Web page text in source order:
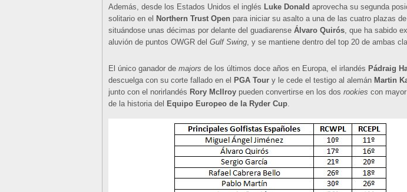
Además, desde los Estados Unidos el inglés Luke Donald aprovecha su segunda
solitario en el Northern Trust Open para iniciar su asalto a una de las cuatro plazas
situándose unas décimas por delante del guadiarense Álvaro Quirós, que ha sabido
aluvión de puntos OWGR del Gulf Swing, y se mantiene dentro del top 20 de ambas
El único ganador de majors de los últimos doce años en Europa, el irlandés Pádraig
descuelga con su corte fallado en el PGA Tour y le cede el testigo al alemán Martin
junto con el norirlandés Rory McIlroy pueden convertirse en los dos rookies con
de la historia del Equipo Europeo de la Ryder Cup.